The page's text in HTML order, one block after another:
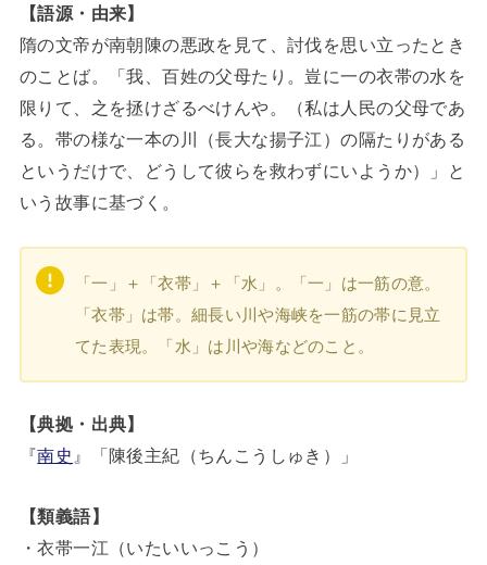
【語源・由来】
隋の文帝が南朝陳の悪政を見て、討伐を思い立ったとき
のことば。「我、百姓の父母たり。豈に一の衣帯の水を
限りて、之を拯けざるべけんや。（私は人民の父母であ
る。帯の様な一本の川（長大な揚子江）の隔たりがある
というだけで、どうして彼らを救わずにいようか）」と
いう故事に基づく。
「一」＋「衣帯」＋「水」。「一」は一筋の意。
「衣帯」は帯。細長い川や海峡を一筋の帯に見立
てた表現。「水」は川や海などのこと。
【典拠・出典】
『南史 』「陳後主紀（ちんこうしゅき）」
【類義語】
・衣帯一江（いたいいっこう）